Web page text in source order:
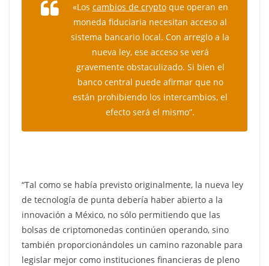
«Los cambios de cryptoque operan en
moneda fiduciaria necesitan acceso al
sistema bancario local. Con arreglo a la
nueva ley, ese acceso se verá
gravemente obstaculizado. Si bien el
banco central puede afirmar que no
están prohibiendo los intercambios, el
efecto será el mismo”.
“Tal como se había previsto originalmente, la nueva ley
de tecnología de punta debería haber abierto a la
innovación a México, no sólo permitiendo que las
bolsas de criptomonedas continúen operando, sino
también proporcionándoles un camino razonable para
legislar mejor como instituciones financieras de pleno